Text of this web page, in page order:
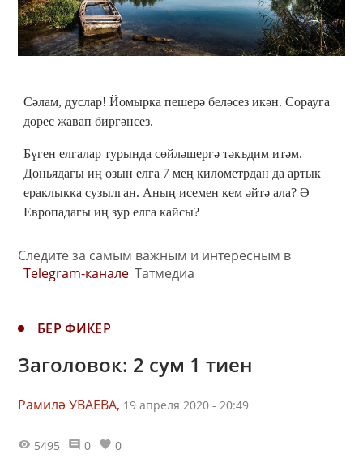
Сәлам, дуслар! Йомырка пешерә беләсез икән. Сорауга
дөрес җавап биргәнсез.
Бүген елгалар турында сөйләшергә тәкъдим итәм.
Дөньядагы иң озын елга 7 мең километрдан да артык
ераклыкка сузылган. Аның исемен кем әйтә ала? Ә
Европадагы иң зур елга кайсы?
Следите за самым важным и интересным в
Telegram-канале Татмедиа
БЕР ФИКЕР
Заголовок: 2 сум 1 тиен
Рамилә УВАЕВА, 19 апреля 2020 - 20:49
5495 0 0